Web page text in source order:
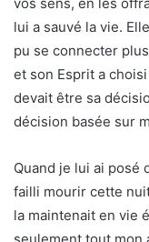
lui a sauvé la vie.
pu se connecter
et son Esprit a
devait être sa
décision basée sur
Quand je lui ai posé
failli mourir cette
la maintenait en vie